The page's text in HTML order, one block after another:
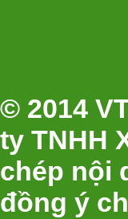
© 2014
ty TNHH
chép nội
đồng ý